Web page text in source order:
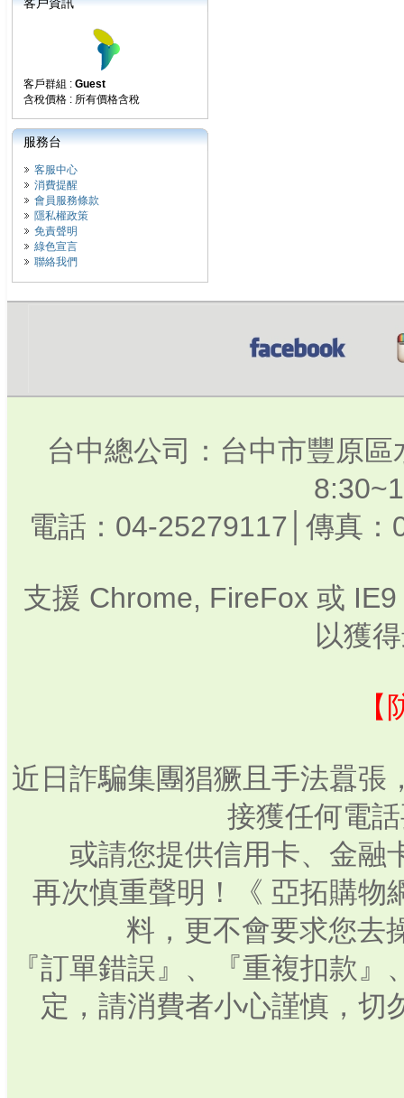
客戶群組 : Guest
含稅價格 : 所有價格含稅
服務台
客服中心
消費提醒
會員服務條款
隱私權政策
免責聲明
綠色宣言
聯絡我們
台中總公司：台中市豐原
電話：04-25279117│傳真
支援 Chrome, FireFox 或
以獲
近日詐騙集團猖獗且手法囂張
接獲任何電
或請您提供信用卡、金融
再次慎重聲明！《 亞拓購物
料，更不會要求您去
『訂單錯誤』、『重複扣款
定，請消費者小心謹慎，切